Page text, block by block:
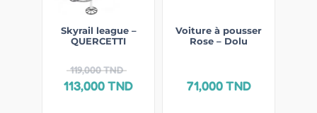
Skyrail league –
QUERCETTI
119,000TND
113,000TND
Voiture à pousser
Rose – Dolu
71,000TND